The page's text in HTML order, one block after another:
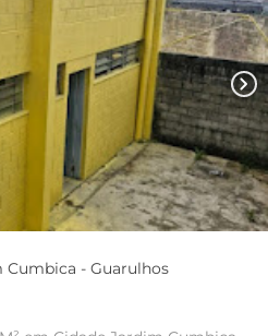
chevron_right
Galpão em Cidade Jardim Cumbica - Guarulhos